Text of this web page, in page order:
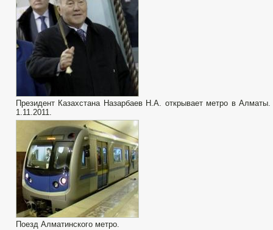
Президент Казахстана Назарбаев Н.А. открывает метро в Алматы.
1.11.2011.
Поезд Алматинского метро.